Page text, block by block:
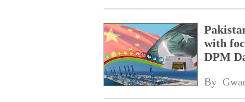
with
DPM
By